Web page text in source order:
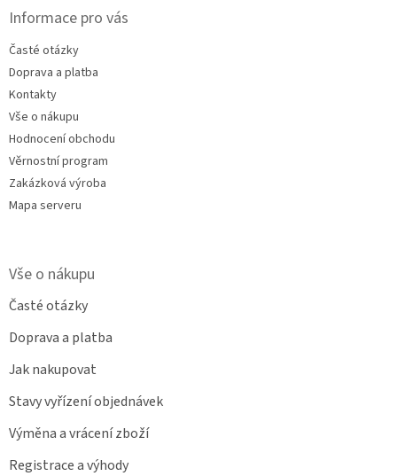
Informace pro vás
Časté otázky
Doprava a platba
Kontakty
Vše o nákupu
Hodnocení obchodu
Věrnostní program
Zakázková výroba
Mapa serveru
Vše o nákupu
Časté otázky
Doprava a platba
Jak nakupovat
Stavy vyřízení objednávek
Výměna a vrácení zboží
Registrace a výhody